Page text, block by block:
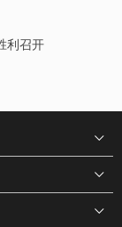
利召开